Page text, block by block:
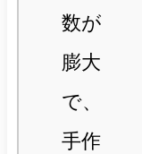
数が
膨大
で、
手作